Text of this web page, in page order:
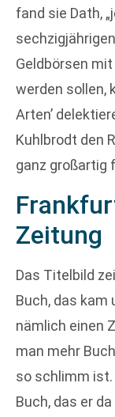
fand sie Dath,
Geldbörsen
werden sollen,
Arten’
Kuhlbrodt den
ganz großartig
Zeitung
Das Titelbild
Buch, das kam
nämlich einen
man mehr
so schlimm
Buch, das er